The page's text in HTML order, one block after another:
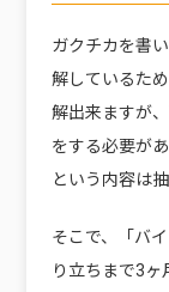
ガクチカを書
解しているた
解出来ますが
をする必要が
という内容は
そこで、「バ
り立ちまで3